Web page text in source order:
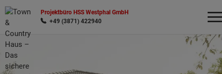
Projektbüro HSS Westphal GmbH
+49 (3871) 422940
Wonach möchten Sie suchen?